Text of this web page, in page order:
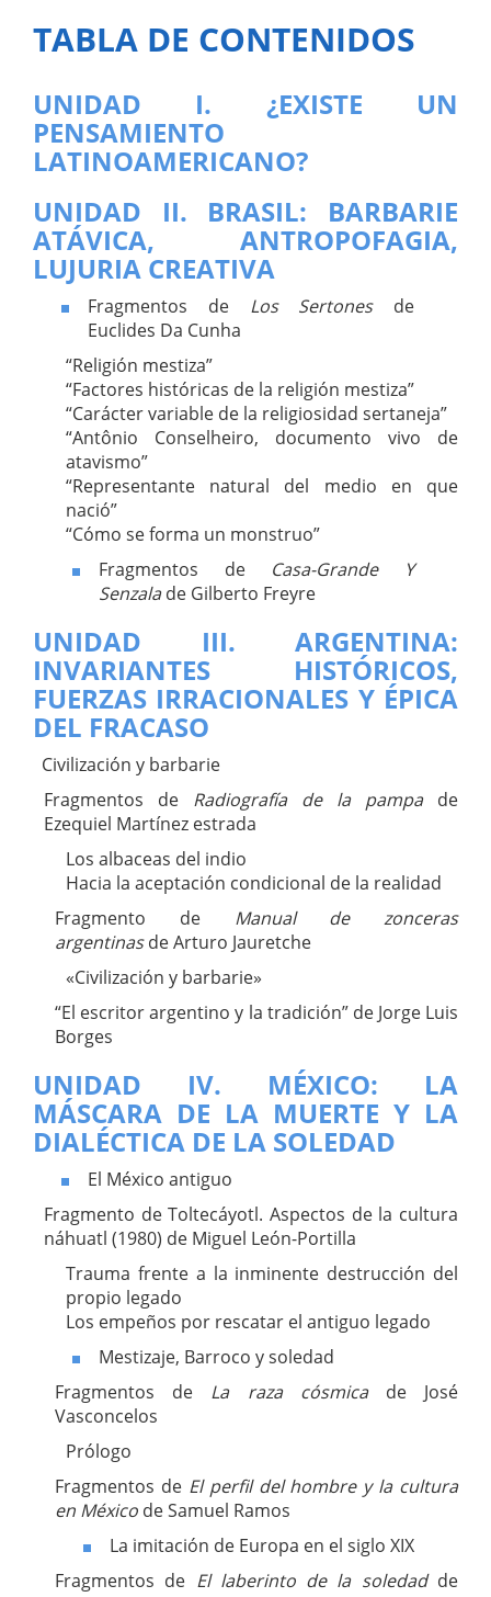
TABLA DE CONTENIDOS
UNIDAD I. ¿EXISTE UN
PENSAMIENTO
LATINOAMERICANO?
UNIDAD II. BRASIL: BARBARIE
ATÁVICA, ANTROPOFAGIA,
LUJURIA CREATIVA
Fragmentos de Los Sertonesde
Euclides Da Cunha
“Religión mestiza”
“Factores históricas de la religión mestiza”
“Carácter variable de la religiosidad sertaneja”
“Antônio Conselheiro, documento vivo de
atavismo”
“Representante natural del medio en que
nació”
“Cómo se forma un monstruo”
Fragmentos de Casa-Grande Y
Senzalade Gilberto Freyre
UNIDAD III. ARGENTINA:
INVARIANTES HISTÓRICOS,
FUERZAS IRRACIONALES Y ÉPICA
DEL FRACASO
Civilización y barbarie
Fragmentos de Radiografía de la pampade
Ezequiel Martínez estrada
Los albaceas del indio
Hacia la aceptación condicional de la realidad
Fragmento de Manual de zonceras
argentinasde Arturo Jauretche
«Civilización y barbarie»
“El escritor argentino y la tradición” de Jorge Luis
Borges
UNIDAD IV. MÉXICO: LA
MÁSCARA DE LA MUERTE Y LA
DIALÉCTICA DE LA SOLEDAD
El México antiguo
Fragmento de Toltecáyotl. Aspectos de la cultura
náhuatl (1980) de Miguel León-Portilla
Trauma frente a la inminente destrucción del
propio legado
Los empeños por rescatar el antiguo legado
Mestizaje, Barroco y soledad
Fragmentos de La raza cósmicade José
Vasconcelos
Prólogo
Fragmentos de El perfil del hombre y la cultura
en México de Samuel Ramos
La imitación de Europa en el siglo XIX
Fragmentos de El laberinto de la soledadde